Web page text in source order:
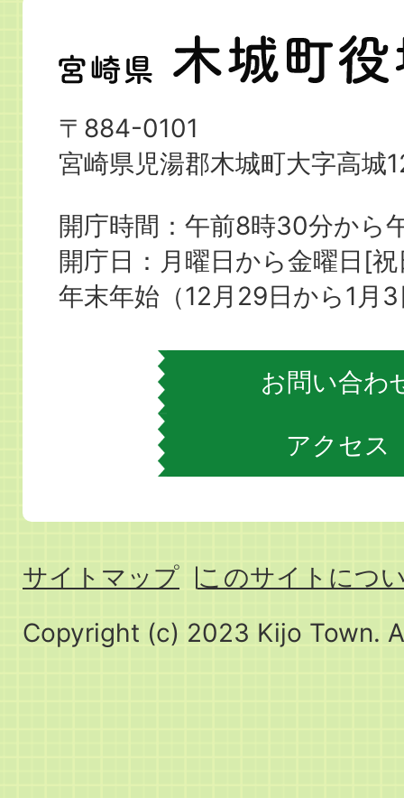
宮
崎
県
木
町
役
場
〒884-0101
宮崎県児湯郡木城町大字高城
開庁時間：午前8時30分から
開庁日：月曜日から金曜日[
年末年始（12月29日から1月
お問い合わ
アクセス
サイトマップ
このサイトにつ
Copyright (c) 2023 Kijo Town.